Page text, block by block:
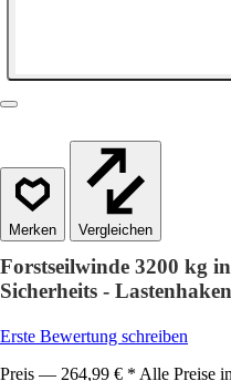
Vergleichen
Forstseilwinde 3200 kg
Sicherheits -
Erste Bewertung schreiben
Preis — 264,99 € * Alle Preise